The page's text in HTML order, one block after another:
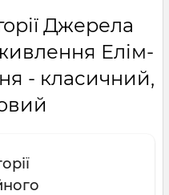
Джерела
Елім-
- класичний,